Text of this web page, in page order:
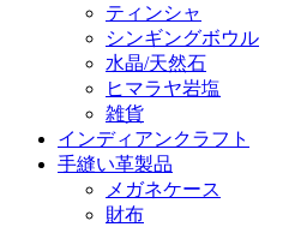
ティンシャ
シンギングボウル
水晶/天然石
ヒマラヤ岩塩
雑貨
インディアンクラフト
手縫い革製品
メガネケース
財布